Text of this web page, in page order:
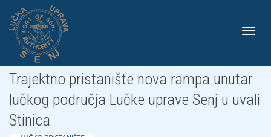
Trajektno pristanište nova rampa unutar
lučkog područja Lučke uprave Senj u uvali
Stinica